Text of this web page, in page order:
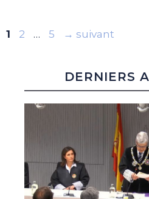
Page
1 Page
2 … Page
5 → suivant
DERNIERS